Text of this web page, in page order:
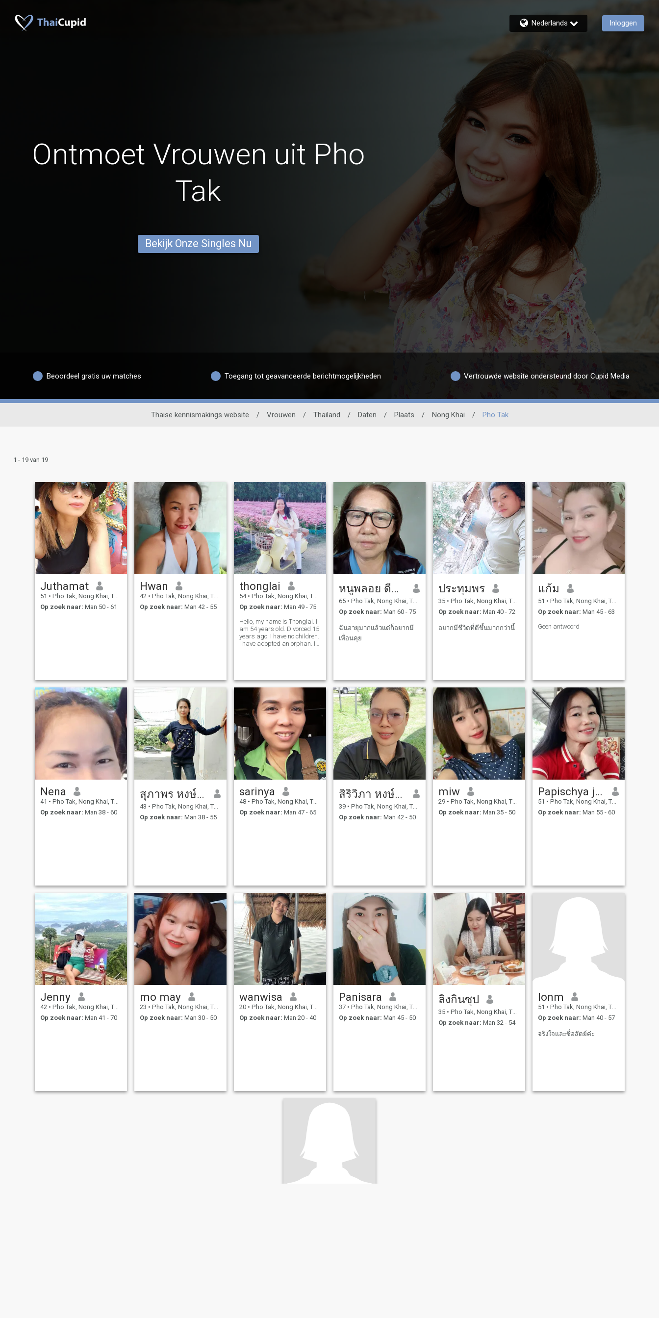
Nederlands Inloggen
Ontmoet Vrouwen uit Pho
Tak
Bekijk Onze Singles Nu
Beoordeel gratis uw matches Toegang tot geavanceerde berichtmogelijkheden Vertrouwde website ondersteund door Cupid Media
Thaise kennismakings website / Vrouwen / Thailand / Daten / Plaats / Nong Khai / Pho Tak
1 - 19 van 19
Juthamat
51 • Pho Tak, Nong Khai, Thailand
Op zoek naar: Man 50 - 61
Hwan
42 • Pho Tak, Nong Khai, Thailand
Op zoek naar: Man 42 - 55
thonglai
54 • Pho Tak, Nong Khai, Thailand
Op zoek naar: Man 49 - 75
Hello, my name is Thonglai. I
am 54 years old. Divorced 15
years ago. I have no children.
I have adopted an orphan. I
take me to live in Bang
หนูพลอย ดีหมั้น
65 • Pho Tak, Nong Khai, Thailand
Op zoek naar: Man 60 - 75
ฉันอายุมากแล้วแต่ก็อยากมี
เพื่อนคุย
ประทุมพร
35 • Pho Tak, Nong Khai, Thailand
Op zoek naar: Man 40 - 72
อยากมีชีวิตที่ดีขึ้นมากกว่านี้
แก้ม
51 • Pho Tak, Nong Khai, Thailand
Op zoek naar: Man 45 - 63
Geen antwoord
Nena
41 • Pho Tak, Nong Khai, Thailand
Op zoek naar: Man 38 - 60
สุภาพร หงษ์สีทอง
43 • Pho Tak, Nong Khai, Thailand
Op zoek naar: Man 38 - 55
sarinya
48 • Pho Tak, Nong Khai, Thailand
Op zoek naar: Man 47 - 65
สิริวิภา หงษ์ใหญ่
39 • Pho Tak, Nong Khai, Thailand
Op zoek naar: Man 42 - 50
miw
29 • Pho Tak, Nong Khai, Thailand
Op zoek naar: Man 35 - 50
Papischya jane
51 • Pho Tak, Nong Khai, Thailand
Op zoek naar: Man 55 - 60
Jenny
42 • Pho Tak, Nong Khai, Thailand
Op zoek naar: Man 41 - 70
mo may
23 • Pho Tak, Nong Khai, Thailand
Op zoek naar: Man 30 - 50
wanwisa
20 • Pho Tak, Nong Khai, Thailand
Op zoek naar: Man 20 - 40
Panisara
37 • Pho Tak, Nong Khai, Thailand
Op zoek naar: Man 45 - 50
ลิงกินซุป
35 • Pho Tak, Nong Khai, Thailand
Op zoek naar: Man 32 - 54
lonm
51 • Pho Tak, Nong Khai, Thailand
Op zoek naar: Man 40 - 57
จริงใจและซื่อสัตย์ค่ะ